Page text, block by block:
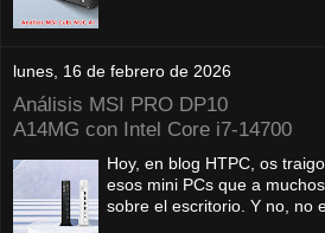
lunes, 16 de febrero de 2026
Análisis MSI PRO DP10
A14MG con Intel Core i7-14700
Hoy, en blog HTPC, os
esos mini PCs que a
sobre el escritorio. Y no, no